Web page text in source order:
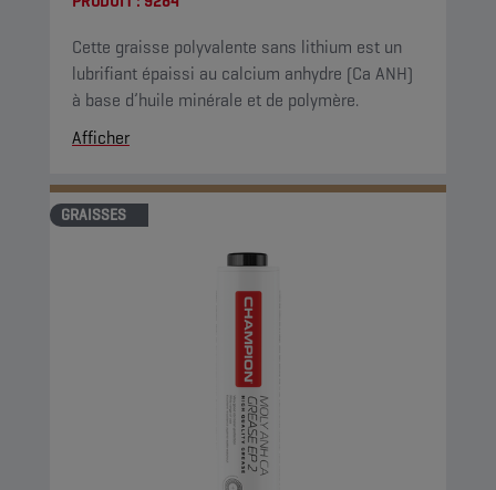
Cette graisse polyvalente sans lithium est un
lubrifiant épaissi au calcium anhydre (Ca ANH)
à base d’huile minérale et de polymère.
Afficher
GRAISSES